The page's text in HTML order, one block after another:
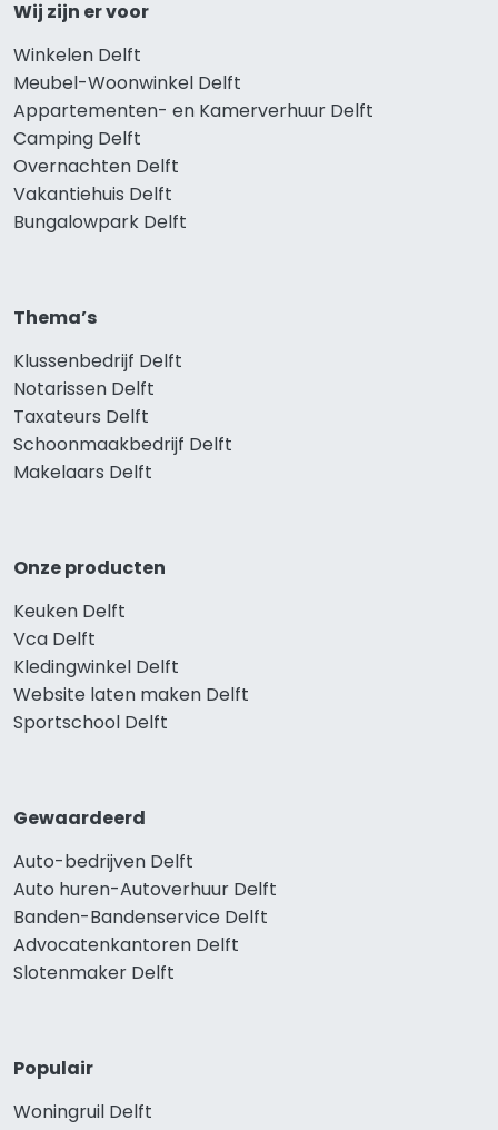
Wij zijn er voor
Winkelen Delft
Meubel-Woonwinkel Delft
Appartementen- en Kamerverhuur Delft
Camping Delft
Overnachten Delft
Vakantiehuis Delft
Bungalowpark Delft
Thema’s
Klussenbedrijf Delft
Notarissen Delft
Taxateurs Delft
Schoonmaakbedrijf Delft
Makelaars Delft
Onze producten
Keuken Delft
Vca Delft
Kledingwinkel Delft
Website laten maken Delft
Sportschool Delft
Gewaardeerd
Auto-bedrijven Delft
Auto huren-Autoverhuur Delft
Banden-Bandenservice Delft
Advocatenkantoren Delft
Slotenmaker Delft
Populair
Woningruil Delft